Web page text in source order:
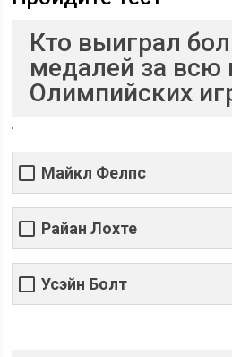
Кто выиграл
медалей за всю
Олимпийских
Майкл Фелпс
Райан Лохте
Усэйн Болт